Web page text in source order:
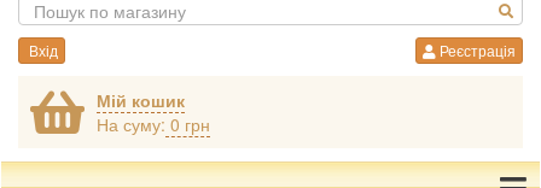
Вхід Реєстрація
Мій кошик
На суму: 0 грн